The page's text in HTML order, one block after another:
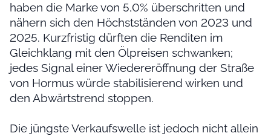
haben die Marke von 5,0% überschritten und
nähern sich den Höchstständen von 2023 und
2025. Kurzfristig dürften die Renditen im
Gleichklang mit den Ölpreisen schwanken;
jedes Signal einer Wiedereröffnung der Straße
von Hormus würde stabilisierend wirken und
den Abwärtstrend stoppen.
Die jüngste Verkaufswelle ist jedoch nicht allein